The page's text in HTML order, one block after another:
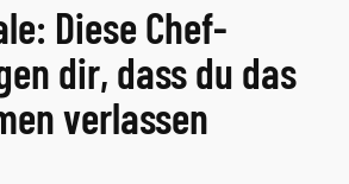
Diese Chef-
dir, dass du das
verlassen